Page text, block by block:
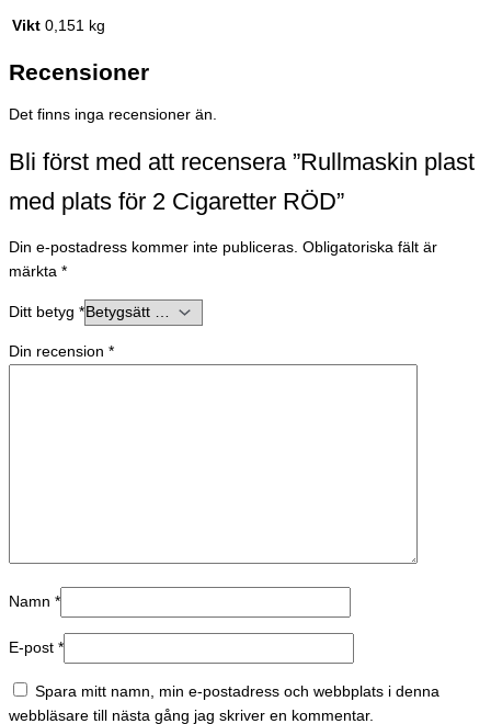
Vikt 0,151 kg
Recensioner
Det finns inga recensioner än.
Bli först med att recensera ”Rullmaskin plast
med plats för 2 Cigaretter RÖD”
Din e-postadress kommer inte publiceras. Obligatoriska fält är
märkta *
Ditt betyg *
Din recension *
Namn *
E-post *
Spara mitt namn, min e-postadress och webbplats i denna
webbläsare till nästa gång jag skriver en kommentar.